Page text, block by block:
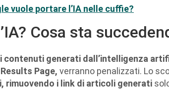
vuole portare l’IA nelle cuffie?
Cosa sta
i contenuti generati dall’intelligenza
Page, verranno penalizzati. Lo
rimuovendo i link di articoli generati